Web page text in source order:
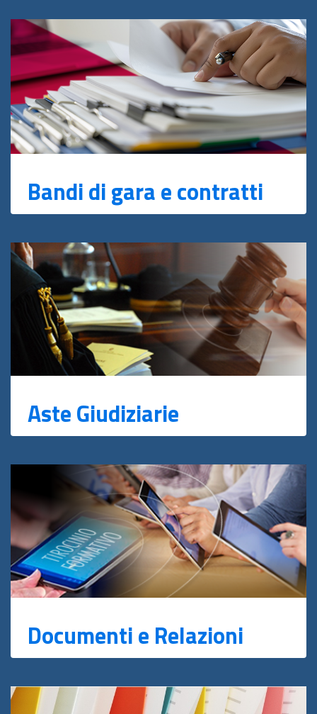
Bandi di gara e contratti
Aste Giudiziarie
Documenti e Relazioni